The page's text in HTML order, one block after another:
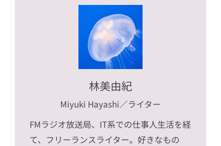
林美由紀
Miyuki Hayashi／ライター
FMラジオ放送局、IT系での仕事人生活を経
て、フリーランスライター。好きなもの